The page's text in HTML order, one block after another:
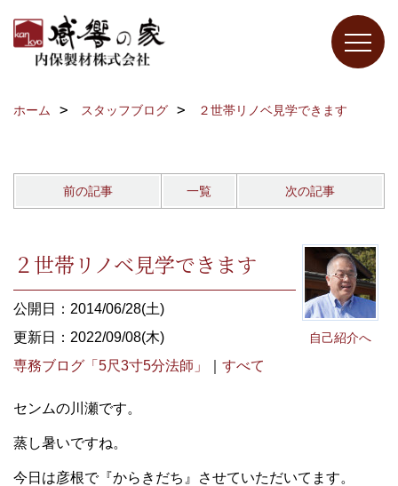
ホーム スタッフブログ ２世帯リノベ見学できます
前の記事 一覧 次の記事
自己紹介へ
２世帯リノベ見学できます
公開日：2014/06/28(土)
更新日：2022/09/08(木)
専務ブログ「5尺3寸5分法師」
すべて
センムの川瀬です。
蒸し暑いですね。
今日は彦根で『からきだち』させていただいてます。